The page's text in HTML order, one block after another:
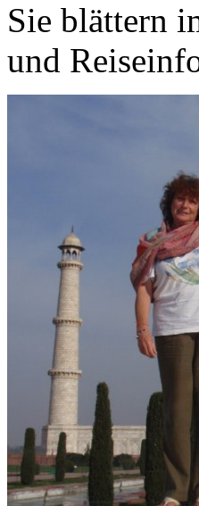
Sie blättern
und